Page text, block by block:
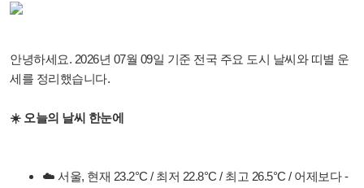
안녕하세요. 2026년 07월 09일 기준 전국 주요 도시 날씨와 띠별 운
세를 정리했습니다.
☀️ 오늘의 날씨 한눈에
☁️ 서울, 현재 23.2°C / 최저 22.8°C / 최고 26.5°C / 어제보다 -